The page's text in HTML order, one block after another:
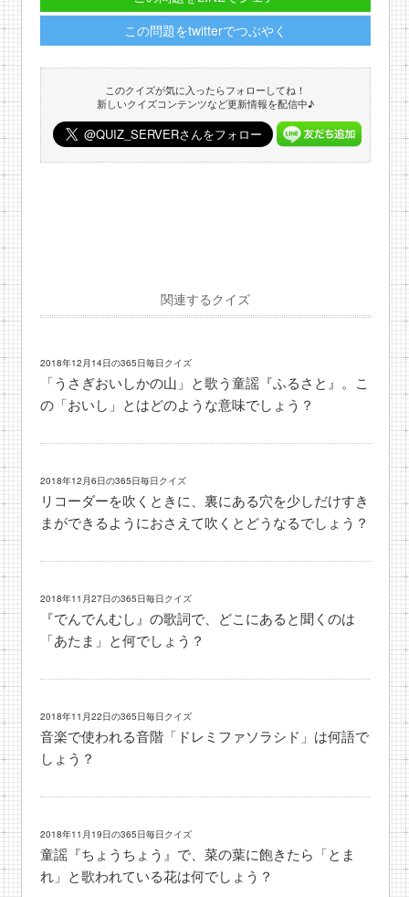
この問題をtwitterでつぶやく
このクイズが気に入ったらフォローしてね！
新しいクイズコンテンツなど更新情報を配信中♪
関連するクイズ
2018年12月14日の365日毎日クイズ
「うさぎおいしかの山」と歌う童謡『ふるさと』。こ
の「おいし」とはどのような意味でしょう？
2018年12月6日の365日毎日クイズ
リコーダーを吹くときに、裏にある穴を少しだけすき
まができるようにおさえて吹くとどうなるでしょう？
2018年11月27日の365日毎日クイズ
『でんでんむし』の歌詞で、どこにあると聞くのは
「あたま」と何でしょう？
2018年11月22日の365日毎日クイズ
音楽で使われる音階「ドレミファソラシド」は何語で
しょう？
2018年11月19日の365日毎日クイズ
童謡『ちょうちょう』で、菜の葉に飽きたら「とま
れ」と歌われている花は何でしょう？